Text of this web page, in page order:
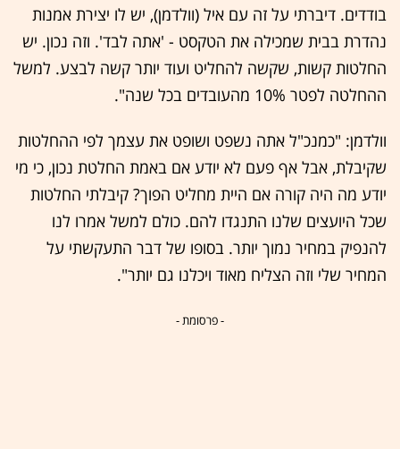
בודדים. דיברתי על זה עם איל (וולדמן), יש לו יצירת אמנות
נהדרת בבית שמכילה את הטקסט - 'אתה לבד'. וזה נכון. יש
החלטות קשות, שקשה להחליט ועוד יותר קשה לבצע. למשל
ההחלטה לפטר 10% מהעובדים בכל שנה".
וולדמן: "כמנכ"ל אתה נשפט ושופט את עצמך לפי ההחלטות
שקיבלת, אבל אף פעם לא יודע אם באמת החלטת נכון, כי מי
יודע מה היה קורה אם היית מחליט הפוך? קיבלתי החלטות
שכל היועצים שלנו התנגדו להם. כולם למשל אמרו לנו
להנפיק במחיר נמוך יותר. בסופו של דבר התעקשתי על
המחיר שלי וזה הצליח מאוד ויכלנו גם יותר".
- פרסומת -